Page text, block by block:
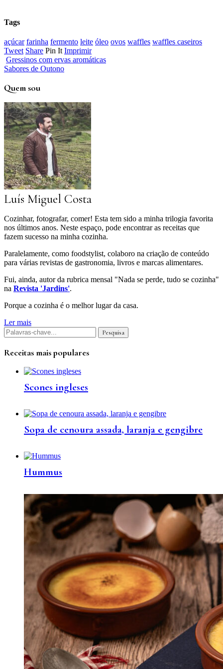
Tags
açúcar farinha fermento leite óleo ovos waffles waffles caseiros
Tweet Share Pin It Imprimir
Gressinos com ervas aromáticas
Sabores de Outono
Quem sou
Luís Miguel Costa
Cozinhar, fotografar, comer! Esta tem sido a minha trilogia favorita
nos últimos anos. Neste espaço, pode encontrar as receitas que
fazem sucesso na minha cozinha.
Paralelamente, como foodstylist, colaboro na criação de conteúdo
para várias revistas de gastronomia, livros e marcas alimentares.
Fui, ainda, autor da rubrica mensal "Nada se perde, tudo se cozinha"
na Revista 'Jardins'.
Porque a cozinha é o melhor lugar da casa.
Ler mais
Receitas mais populares
Scones ingleses
Sopa de cenoura assada, laranja e gengibre
Hummus